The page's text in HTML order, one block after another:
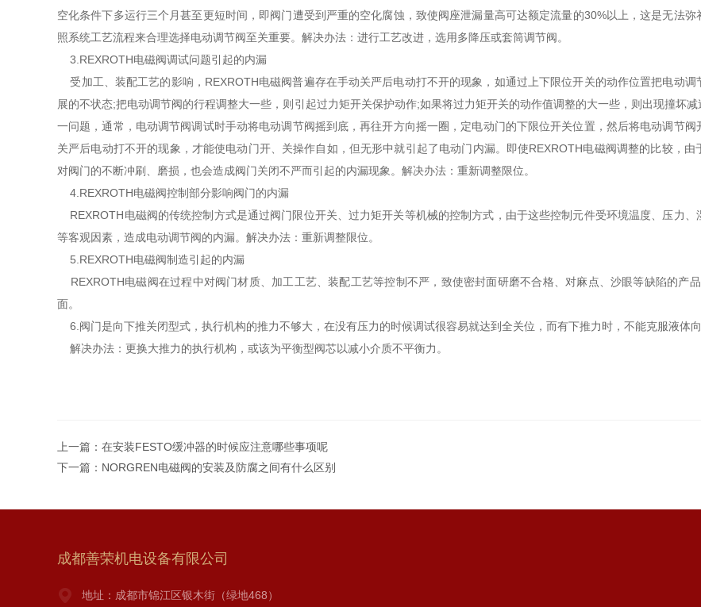
空化条件下多运行三个月甚至更短时间，即阀门遭受到严重的空化腐蚀，致使阀座泄漏量高可达额定流量的30%以上，这是无法
照系统工艺流程来合理选择电动调节阀至关重要。解决办法：进行工艺改进，选用多降压或套筒调节阀。
3.REXROTH电磁阀调试问题引起的内漏
受加工、装配工艺的影响，REXROTH电磁阀普遍存在手动关严后电动打不开的现象，如通过上下限位开关的动作位置把电动
展的不状态;把电动调节阀的行程调整大一些，则引起过力矩开关保护动作;如果将过力矩开关的动作值调整的大一些，则出现撞坏
一问题，通常，电动调节阀调试时手动将电动调节阀摇到底，再往开方向摇一圈，定电动门的下限位开关位置，然后将电动调节
关严后电动打不开的现象，才能使电动门开、关操作自如，但无形中就引起了电动门内漏。即使REXROTH电磁阀调整的比较，
对阀门的不断冲刷、磨损，也会造成阀门关闭不严而引起的内漏现象。解决办法：重新调整限位。
4.REXROTH电磁阀控制部分影响阀门的内漏
REXROTH电磁阀的传统控制方式是通过阀门限位开关、过力矩开关等机械的控制方式，由于这些控制元件受环境温度、压力
等客观因素，造成电动调节阀的内漏。解决办法：重新调整限位。
5.REXROTH电磁阀制造引起的内漏
REXROTH电磁阀在过程中对阀门材质、加工工艺、装配工艺等控制不严，致使密封面研磨不合格、对麻点、沙眼等缺陷的产
面。
6.阀门是向下推关闭型式，执行机构的推力不够大，在没有压力的时候调试很容易就达到全关位，而有下推力时，不能克服液体向
解决办法：更换大推力的执行机构，或该为平衡型阀芯以减小介质不平衡力。
上一篇： 在安装FESTO缓冲器的时候应注意哪些事项呢
下一篇： NORGREN电磁阀的安装及防腐之间有什么区别
成都善荣机电设备有限公司
地址：成都市锦江区银木街（绿地468）